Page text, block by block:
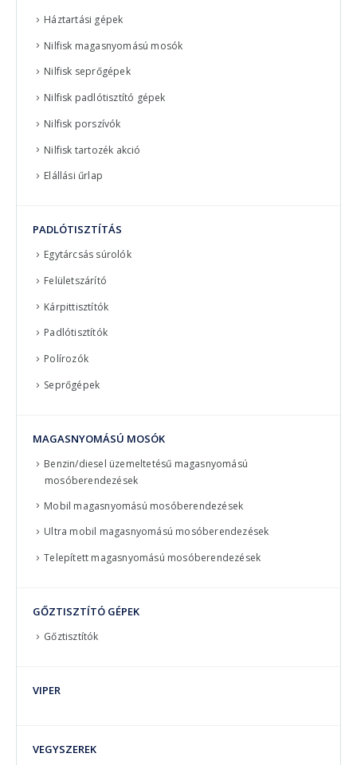
Háztartási gépek
Nilfisk magasnyomású mosók
Nilfisk seprőgépek
Nilfisk padlótisztító gépek
Nilfisk porszívók
Nilfisk tartozék akció
Elállási űrlap
PADLÓTISZTÍTÁS
Egytárcsás súrolók
Felületszárító
Kárpittisztítók
Padlótisztítók
Polírozók
Seprőgépek
MAGASNYOMÁSÚ MOSÓK
Benzin/diesel üzemeltetésű magasnyomású
mosóberendezések
Mobil magasnyomású mosóberendezések
Ultra mobil magasnyomású mosóberendezések
Telepített magasnyomású mosóberendezések
GŐZTISZTÍTÓ GÉPEK
Gőztisztítók
VIPER
VEGYSZEREK